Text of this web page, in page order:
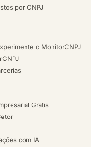
por CNPJ
o MonitorCNPJ
Grátis
com IA